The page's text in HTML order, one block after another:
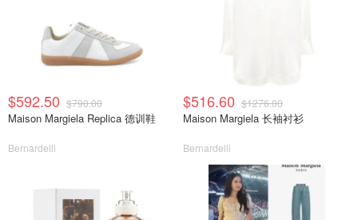
$592.50 $790.00
Maison Margiela Replica 德训鞋
Bernardelli
$516.60 $1276.00
Maison Margiela 长袖衬衫
Bernardelli